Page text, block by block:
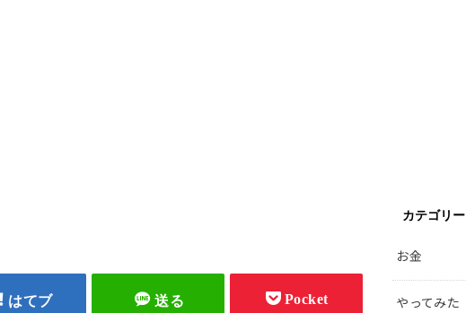
はてブ 送る Pocket
カテゴリー
お金
やってみた